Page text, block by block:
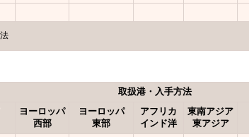
取扱港・入手方法
ヨーロッパ
西部
ヨーロッパ
東部
アフリカ
インド洋
東南アジア
東アジア